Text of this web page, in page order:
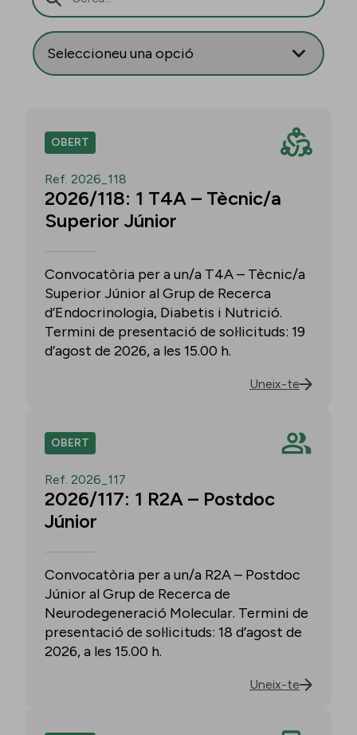
OBERT
Ref. 2026_118
2026/118: 1 T4A – Tècnic/a
Superior Júnior
Convocatòria per a un/a T4A – Tècnic/a
Superior Júnior al Grup de Recerca
d’Endocrinologia, Diabetis i Nutrició.
Termini de presentació de sol·licituds: 19
d’agost de 2026, a les 15.00 h.
Uneix-te
OBERT
Ref. 2026_117
2026/117: 1 R2A – Postdoc
Júnior
Convocatòria per a un/a R2A – Postdoc
Júnior al Grup de Recerca de
Neurodegeneració Molecular. Termini de
presentació de sol·licituds: 18 d’agost de
2026, a les 15.00 h.
Uneix-te